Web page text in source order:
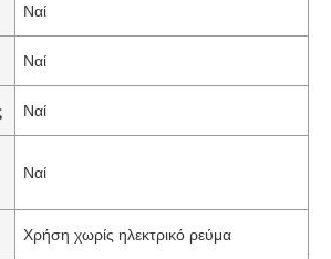
Ναί
Ναί
Ναί
Ναί
Χρήση χωρίς ηλεκτρικό ρεύμα